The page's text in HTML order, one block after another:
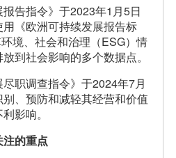
报告指令》于2023年1月5日
《欧洲可持续发展报告标
境、社会和治理（ESG）情
到社会影响的多个数据点。
尽职调查指令》于2024年7月
、预防和减轻其经营和价值
影响。
的重点